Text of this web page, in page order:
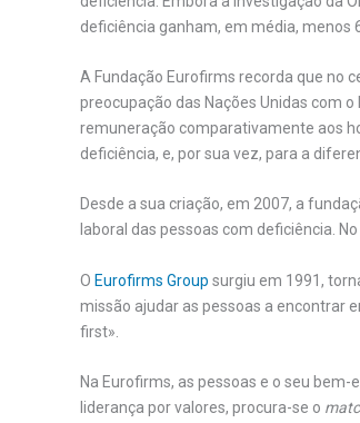
deficiência ganham, em média, menos
A Fundação Eurofirms recorda que no
preocupação das Nações Unidas com
remuneração comparativamente aos
deficiência, e, por sua vez, para a
Desde a sua criação, em 2007, a
laboral das pessoas com deficiência.
O Eurofirms Group surgiu em 1991,
missão ajudar as pessoas a encontrar
first».
Na Eurofirms, as pessoas e o seu
liderança por valores, procura-se o